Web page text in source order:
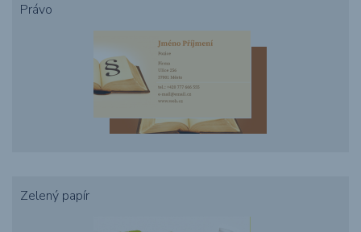
Právo
Zelený papír